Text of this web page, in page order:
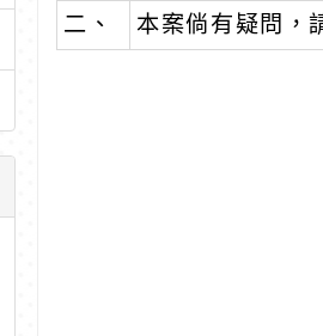
二、
本案倘有疑問，